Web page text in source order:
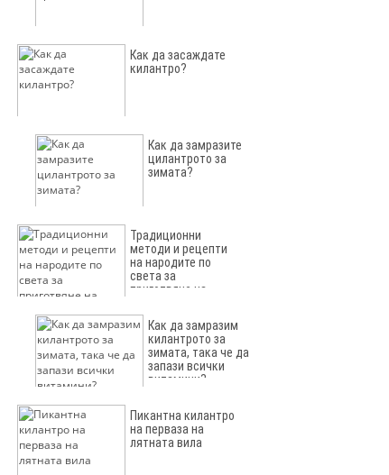
Как да засаждате
килантро?
Как да замразите
цилантрото за
зимата?
Традиционни
методи и рецепти
на народите по
света за
приготвяне на
Как да замразим
килантрото за
зимата, така че да
запази всички
витамини?
Пикантна килантро
на перваза на
лятната вила